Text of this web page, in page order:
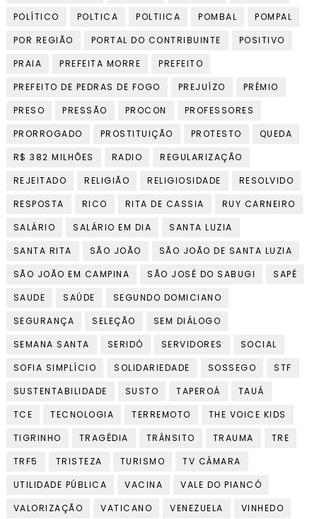
POLÍTICO
POLTICA POLTIICA POMBAL
POMPAL
POR REGIÃO
PORTAL DO CONTRIBUINTE
POSITIVO
PRAIA
PREFEITA MORRE
PREFEITO
PREFEITO DE PEDRAS DE FOGO
PREJUÍZO
PRÊMIO
PRESO
PRESSÃO PROCON
PROFESSORES
PRORROGADO
PROSTITUIÇÃO PROTESTO
QUEDA
R$ 382 MILHÕES
RADIO
REGULARIZAÇÃO
REJEITADO
RELIGIÃO RELIGIOSIDADE
RESOLVIDO
RESPOSTA
RICO RITA DE CASSIA
RUY CARNEIRO
SALÁRIO
SALÁRIO EM DIA
SANTA LUZIA
SANTA RITA
SÃO JOÃO
SÃO JOÃO DE SANTA LUZIA
SÃO JOÃO EM CAMPINA
SÃO JOSÉ DO SABUGI
SAPÉ
SAUDE
SAÚDE
SEGUNDO DOMICIANO
SEGURANÇA
SELEÇÃO
SEM DIÁLOGO
SEMANA SANTA
SERIDÓ SERVIDORES
SOCIAL
SOFIA SIMPLÍCIO
SOLIDARIEDADE SOSSEGO
STF
SUSTENTABILIDADE
SUSTO TAPEROÁ
TAUÁ
TCE
TECNOLOGIA TERREMOTO
THE VOICE KIDS
TIGRINHO
TRAGÉDIA TRÂNSITO TRAUMA
TRE
TRF5
TRISTEZA TURISMO
TV CÂMARA
UTILIDADE PÚBLICA
VACINA
VALE DO PIANCÓ
VALORIZAÇÃO
VATICANO VENEZUELA VINHEDO